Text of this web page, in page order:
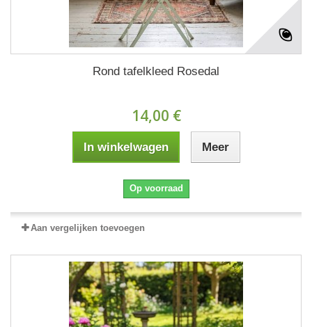
Rond tafelkleed Rosedal
14,00 €
In winkelwagen Meer
Op voorraad
Aan vergelijken toevoegen